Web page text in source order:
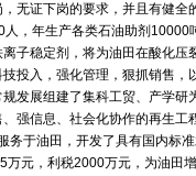
无证下岗的要求，并且有健
人，年生产各类石油助剂
子稳定剂，将为油田在酸化
投入，强化管理，狠抓销售
发展组建了集科工贸、产学
强信息、社会化协作的再生工
于油田，开发了具有国内标
万元，利税2000万元，为油田